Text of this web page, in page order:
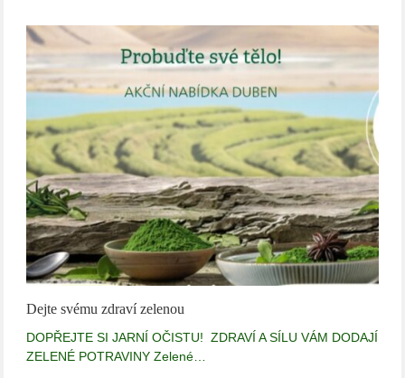
Dejte svému zdraví zelenou
DOPŘEJTE SI JARNÍ OČISTU! ZDRAVÍ A SÍLU VÁM DODAJÍ
ZELENÉ POTRAVINY Zelené…